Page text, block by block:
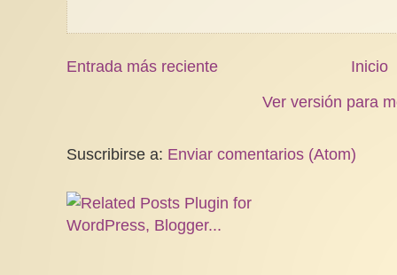
Entrada más reciente
Inicio
Ver versión para
Suscribirse a: Enviar comentarios (Atom)